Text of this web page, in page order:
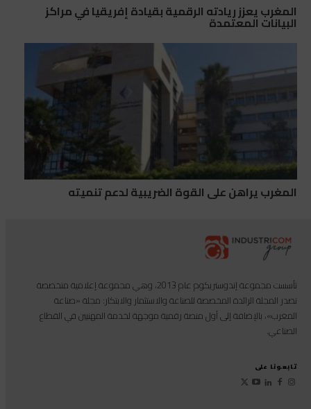
المغرب يعزز ريادته الرقمية بقيادة إفريقيا في مراكز
البيانات المعتمدة
المغرب يراهن على القوة الضريبية لدعم تنميته
تأسست مجموعة إندوستريكوم عام 2013، وهي مجموعة إعلامية متخصصة
تصدر المجلة الرائدة المخصصة للصناعة والاستثمار والابتكار: مجلة «صناعة
المغرب»، بالإضافة إلى أول منصة رقمية موجهة لخدمة المهنيين في القطاع
الصناعي.
تابعونا على